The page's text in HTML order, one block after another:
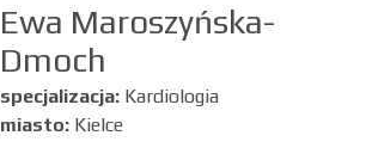
Ewa Maroszyńska-
Dmoch
specjalizacja: Kardiologia
miasto: Kielce